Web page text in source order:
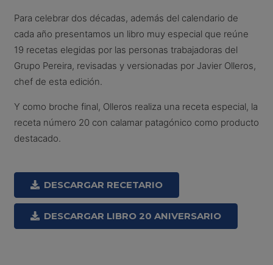
Para celebrar dos décadas, además del calendario de
cada año presentamos un libro muy especial que reúne
19 recetas elegidas por las personas trabajadoras del
Grupo Pereira, revisadas y versionadas por Javier Olleros,
chef de esta edición.
Y como broche final, Olleros realiza una receta especial, la
receta número 20 con calamar patagónico como producto
destacado.
DESCARGAR RECETARIO
DESCARGAR LIBRO 20 ANIVERSARIO